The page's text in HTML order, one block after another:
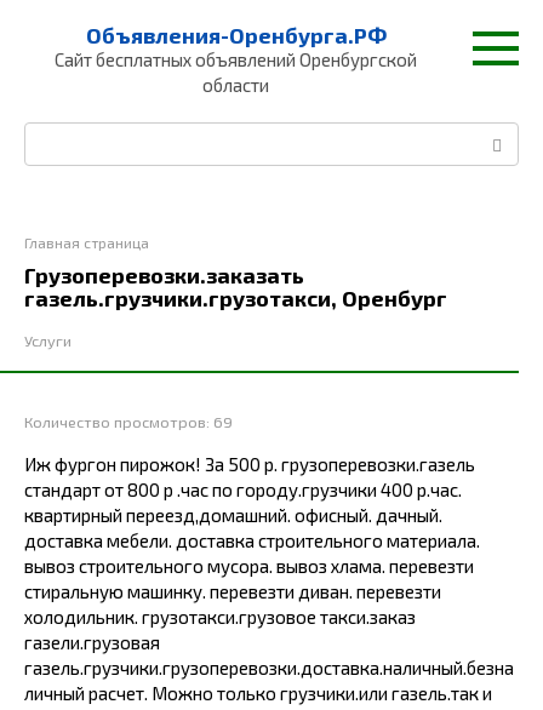
контенту
Объявления-Оренбурга.РФ
Сайт бесплатных объявлений Оренбургской
области
Главная страница
Грузоперевозки.заказать
газель.грузчики.грузотакси, Оренбург
Услуги
Количество просмотров: 69
Иж фургон пирожок! За 500 р. грузоперевозки.газель
стандарт от 800 р .час по городу.грузчики 400 р.час.
квартирный переезд,домашний. офисный. дачный.
доставка мебели. доставка строительного материала.
вывоз строительного мусора. вывоз хлама. перевезти
стиральную машинку. перевезти диван. перевезти
холодильник. грузотакси.грузовое такси.заказ
газели.грузовая
газель.грузчики.грузоперевозки.доставка.наличный.безна
личный расчет. Можно только грузчики.или газель.так и